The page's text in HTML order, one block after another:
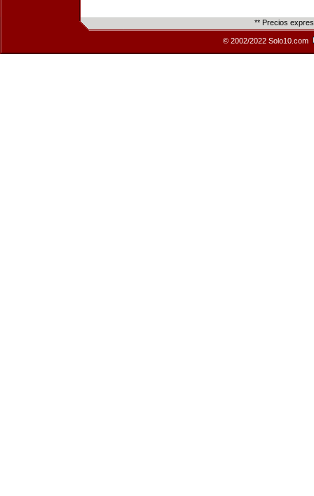
** Precios
© 2002/2022 Solo10.com